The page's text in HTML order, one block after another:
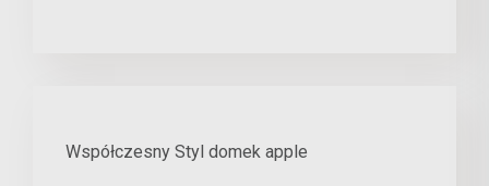
Współczesny Styl domek apple